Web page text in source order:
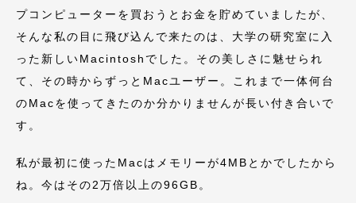
プコンピューターを買おうとお金を貯めていましたが、
そんな私の目に飛び込んで来たのは、大学の研究室に入
った新しいMacintoshでした。その美しさに魅せられ
て、その時からずっとMacユーザー。これまで一体何台
のMacを使ってきたのか分かりませんが長い付き合いで
す。
私が最初に使ったMacはメモリーが4MBとかでしたから
ね。今はその2万倍以上の96GB。